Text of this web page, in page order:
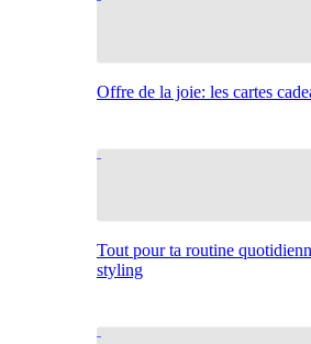
Offre de la joie: les cartes
Tout pour ta routine
styling